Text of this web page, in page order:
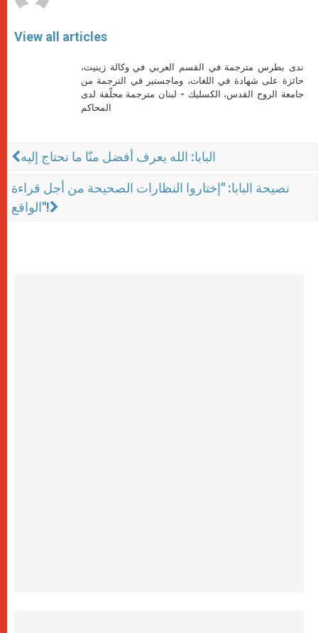
View all articles
ندى بطرس مترجمة في القسم العربي في وكالة زينيت،
حائزة على شهادة في اللغات، وماجستير في الترجمة من
جامعة الروح القدس، الكسليك - لبنان مترجمة محلّفة لدى
المحاكم
البابا: الله يعرف أفضل منّا ما نحتاج إليه
نصيحة البابا: "إختاروا النظارات الصحيحة من أجل قراءة
الواقع"!